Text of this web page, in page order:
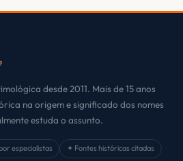
desde 2011. Mais de 15 anos
na origem e significado dos nomes
estuda o assunto.
especialistas
✦ Fontes históricas citadas